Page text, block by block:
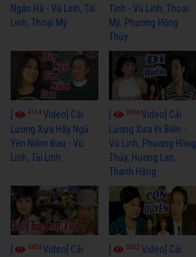
Ngân Hà - Vũ Linh, Tài
Linh, Thoại Mỹ
Tình - Vũ Linh, Thoại
Mỹ, Phương Hồng
Thủy
4114Video] Cải
Lương Xưa Hãy Ngủ
Yên Niềm Đau - Vũ
Linh, Tài Linh
3966Video] Cải
Lương Xưa Đi Biển -
Vũ Linh, Phương Hồng
Thủy, Hương Lan,
Thanh Hằng
4434Video] Cải
3602Video] Cải